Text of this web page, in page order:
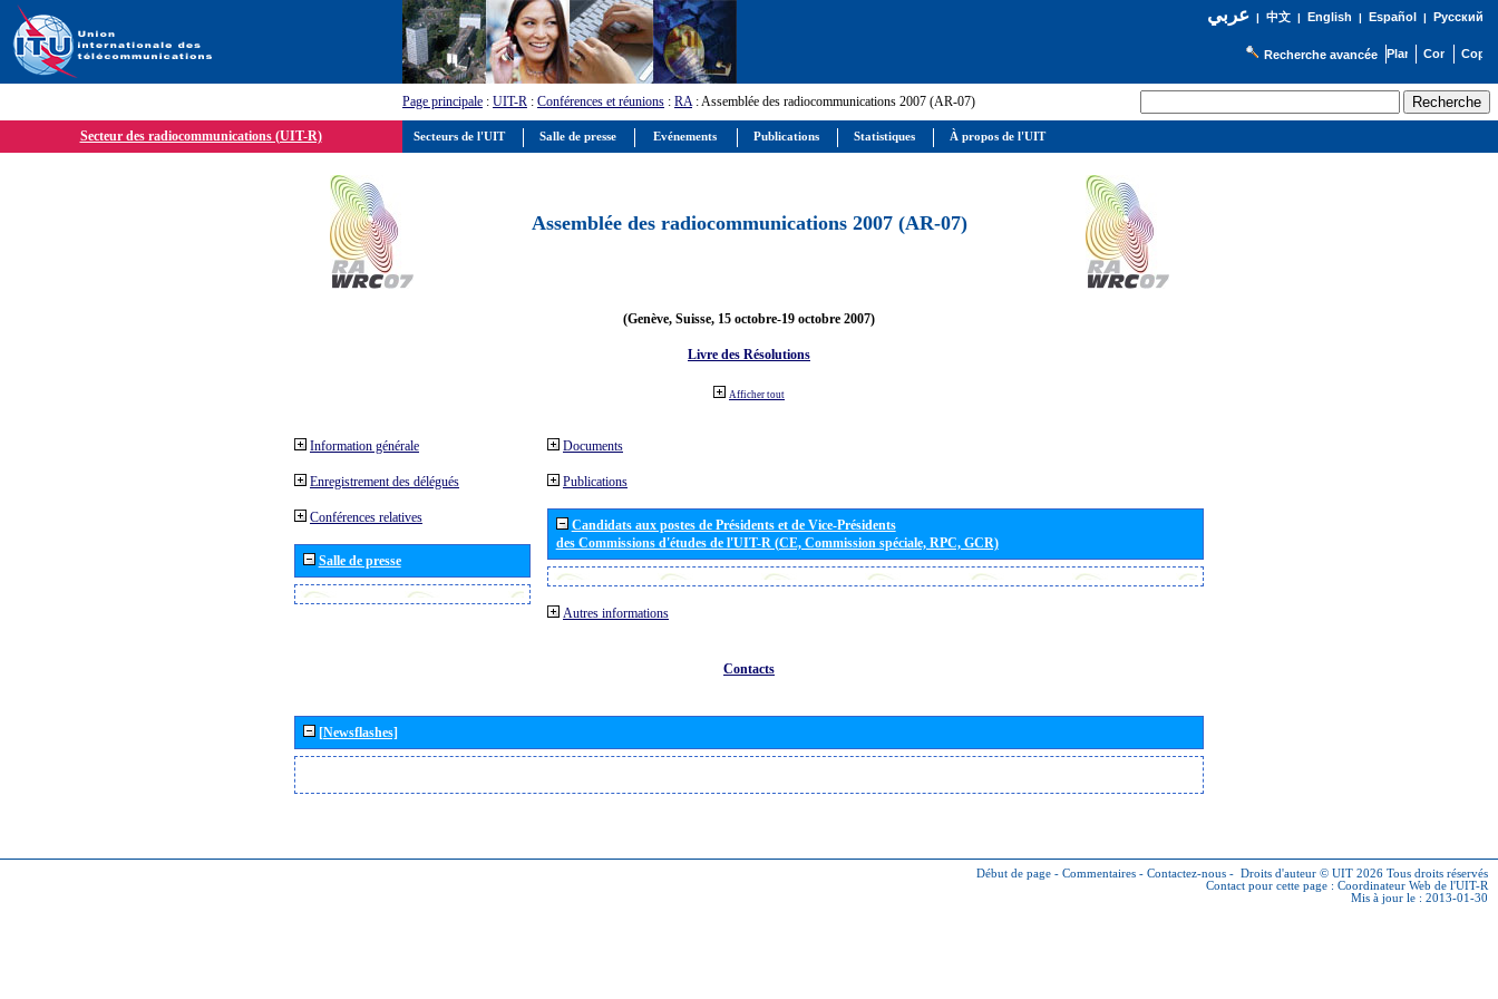
عربي| 中文| English | Español | Русский
Recherche avancée
Page principale : UIT-R : Conférences et réunions : RA: Assemblée des radiocommunications 2007 (AR-07)
Secteur des radiocommunications (UIT-R)
Assemblée des radiocommunications 2007 (AR-07)
(Genève, Suisse, 15 octobre-19 octobre 2007)
Livre des Résolutions
Afficher tout
Information générale
Enregistrement des délégués
Conférences relatives
Salle de presse
Documents
Publications
Candidats aux postes de Présidents et de Vice-Présidents
des Commissions d'études de l'UIT-R (CE, Commission spéciale, RPC, GCR)
Autres informations
Contacts
[Newsflashes]
Début de page - Commentaires - Contactez-nous - Droits d'auteur © UIT 2026 Tous droits réservés
Contact pour cette page : Coordinateur Web de l'UIT-R
Mis à jour le : 2013-01-30
Secteurs de l'UIT Salle de presse Evénements Publications Statistiques À propos de l'UIT